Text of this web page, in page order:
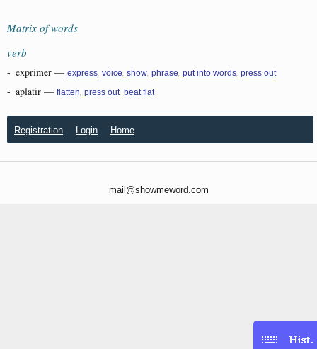
Matrix of words
verb
- exprimer — express, voice, show, phrase, put into words, press out
- aplatir — flatten, press out, beat flat
Registration Login Home
mail@showmeword.com